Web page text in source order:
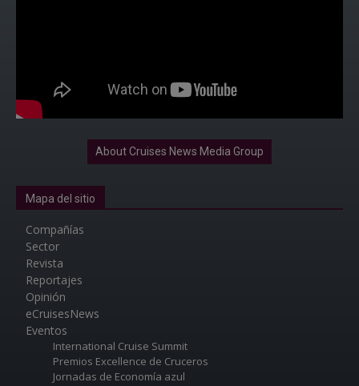
About Cruises News Media Group
Mapa del sitio
Compañías
Sector
Revista
Reportajes
Opinión
eCruisesNews
Eventos
International Cruise Summit
Premios Excellence de Cruceros
Jornadas de Economía azul